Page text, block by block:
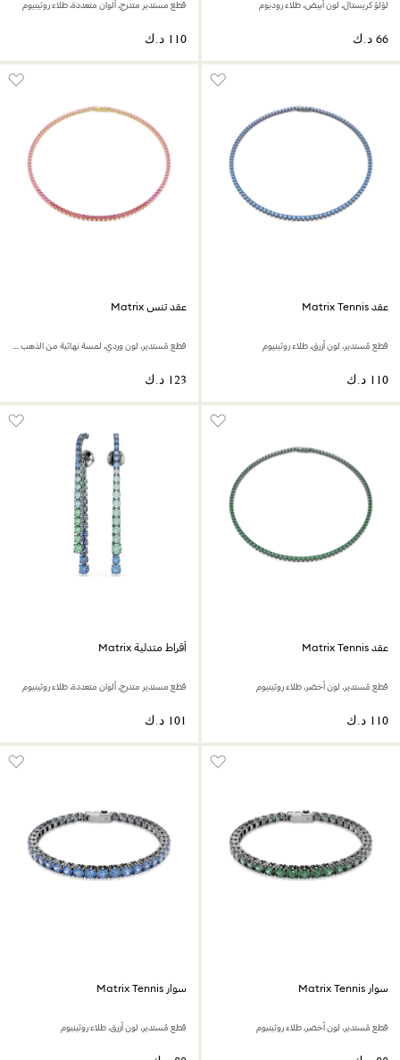
لؤلؤ كريستال، لون أبيض، طلاء روديوم قطع مستدير متدرج، ألوان متعددة، طلاء روثينيوم
عقد Matrix Tennis
قطع مُستدير، لون أزرق، طلاء روثينيوم
عقد تنس Matrix
قطع مُستدير، لون وردي، لمسة نهائية من الذهب عيار 18 قيراط
عقد Matrix Tennis
قطع مُستدير، لون أخضر، طلاء روثينيوم
أقراط متدلية Matrix
قطع مستدير متدرج، ألوان متعددة، طلاء روثينيوم
سوار Matrix Tennis
قطع مُستدير، لون أخضر، طلاء روثينيوم
سوار Matrix Tennis
قطع مُستدير، لون أزرق، طلاء روثينيوم